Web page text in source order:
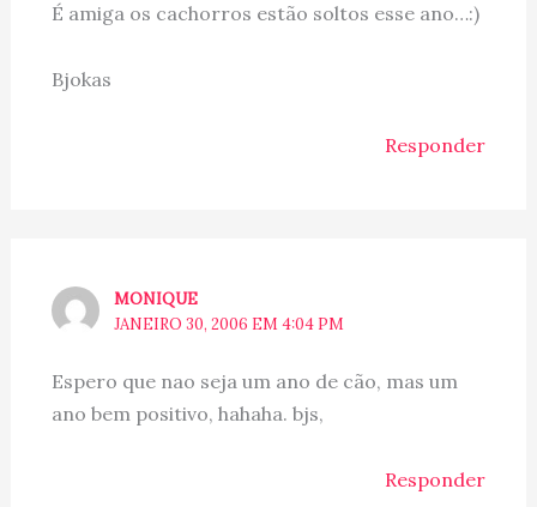
É amiga os cachorros estão soltos esse ano…:)
Bjokas
Responder
MONIQUE
JANEIRO 30, 2006 EM 4:04 PM
Espero que nao seja um ano de cão, mas um
ano bem positivo, hahaha. bjs,
Responder